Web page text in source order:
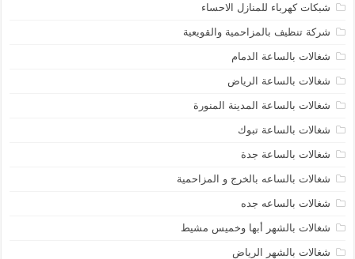
شبكات كهرباء للمنازل الاحساء
شركة تنظيف بالمزاحمية والقويعية
شغالات بالساعة الدمام
شغالات بالساعة الرياض
شغالات بالساعة المدينة المنورة
شغالات بالساعة تبوك
شغالات بالساعة جدة
شغالات بالساعه بالخرج و المزاحمية
شغالات بالساعه جده
شغالات بالشهر أبها وخميس مشيط
شغالات بالشهر الرياض